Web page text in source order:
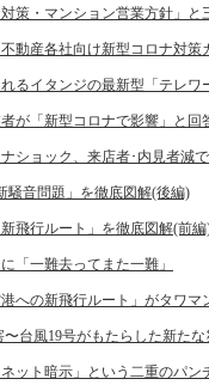
策・マンション営業方針」
動産各社向け新型コロナ対策
るイタンジの最新型「テレワ
が「新型コロナで影響」と
ショック、来店者･内見者減
騒音問題」を徹底図解(後編)
飛行ルート」を徹底図解(前編
「一難去ってまた一難」
への新飛行ルート」がタワマ
台風19号がもたらした新たな
ット暗示」という二重のパン